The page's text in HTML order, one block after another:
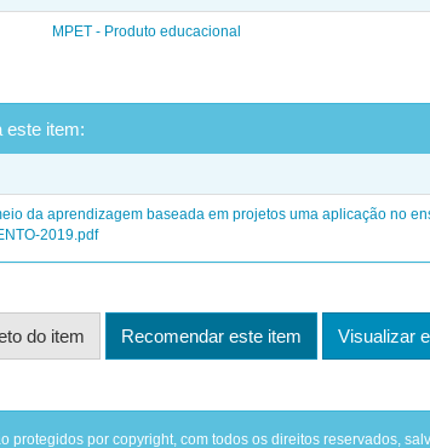
MPET - Produto educacional
este item:
da aprendizagem baseada em projetos uma aplicação no
2019.pdf
do item Recomendar este item Visualizar
protegidos por copyright, com todos os direitos reservados,